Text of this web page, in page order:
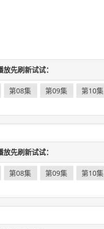
先刷新试试：
第08集 第09集 第10集
先刷新试试：
第08集 第09集 第10集